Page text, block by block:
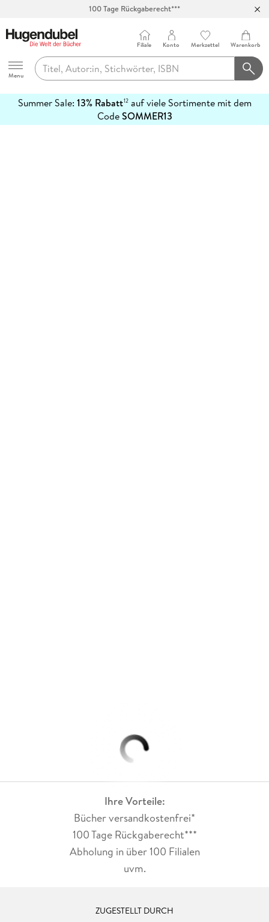
100 Tage Rückgaberecht***
Hugendubel
Menu
Filiale Konto Merkzettel Warenkorb
Summer Sale: 13% Rabatt12auf viele Sortimente mit dem
CodeSOMMER13
erfahren
Ihre Vorteile:
Bücher versandkostenfrei*
100 Tage Rückgaberecht***
Abholung in über 100 Filialen
uvm.
ZUGESTELLT DURCH